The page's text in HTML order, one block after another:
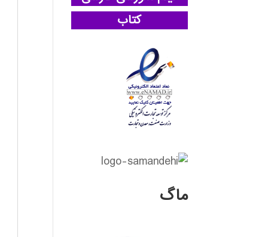
کتاب
ماگ